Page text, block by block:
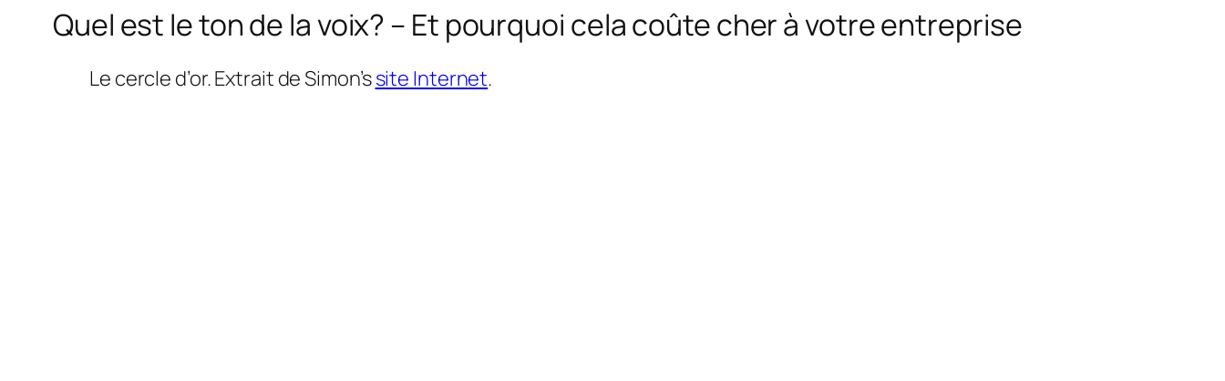
Quel est le ton de la voix? – Et pourquoi cela coûte cher à votre entreprise
Le cercle d’or. Extrait de Simon’ssite Internet.